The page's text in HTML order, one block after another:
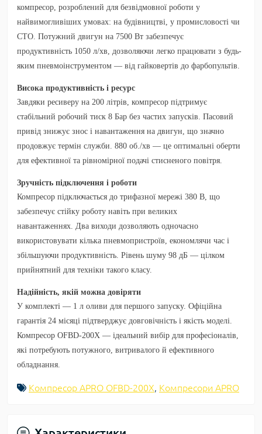
компресор, розроблений для безвідмовної роботи у
найвимогливіших умовах: на будівництві, у промисловості чи
СТО. Потужний двигун на 7500 Вт забезпечує
продуктивність 1050 л/хв, дозволяючи легко працювати з будь-
яким пневмоінструментом — від гайковертів до фарбопультів.
Висока продуктивність і ресурс
Завдяки ресиверу на 200 літрів, компресор підтримує
стабільний робочий тиск 8 Бар без частих запусків. Пасовий
привід знижує знос і навантаження на двигун, що значно
продовжує термін служби. 880 об./хв — це оптимальні оберти
для ефективної та рівномірної подачі стисненого повітря.
Зручність підключення і роботи
Компресор підключається до трифазної мережі 380 В, що
забезпечує стійку роботу навіть при великих
навантаженнях. Два виходи дозволяють одночасно
використовувати кілька пневмопристроїв, економлячи час і
збільшуючи продуктивність. Рівень шуму 98 дБ — цілком
прийнятний для техніки такого класу.
Надійність, якій можна довіряти
У комплекті — 1 л оливи для першого запуску. Офіційна
гарантія 24 місяці підтверджує довговічність і якість моделі.
Компресор OFBD-200X — ідеальний вибір для професіоналів,
які потребують потужного, витривалого й ефективного
обладнання.
Компресор APRO OFBD-200X, Компресори APRO